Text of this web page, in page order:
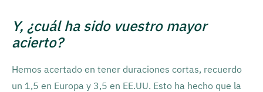
Y, ¿cuál ha sido vuestro mayor
acierto?
Hemos acertado en tener duraciones cortas, recuerdo
un 1,5 en Europa y 3,5 en EE.UU. Esto ha hecho que la